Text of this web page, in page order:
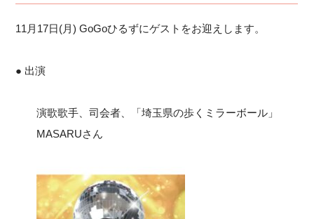
11月17日(月) GoGoひるずにゲストをお迎えします。
● 出演
演歌歌手、司会者、「埼玉県の歩くミラーボール」
MASARUさん